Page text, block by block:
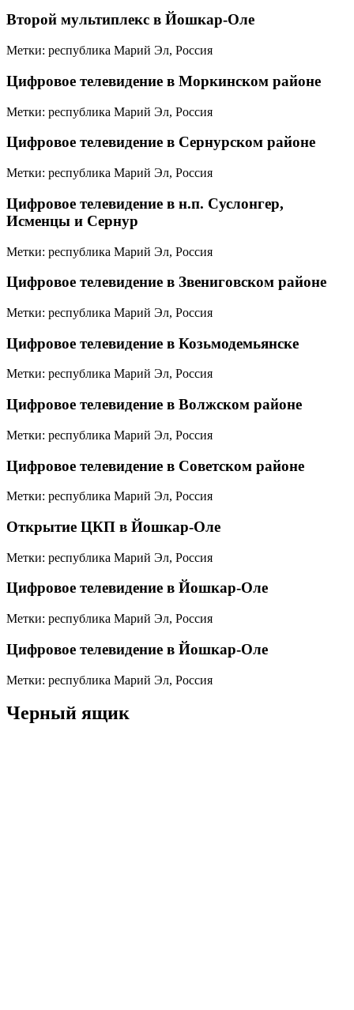
Второй мультиплекс в Йошкар-Оле
Метки: республика Марий Эл, Россия
Цифровое телевидение в Моркинском районе
Метки: республика Марий Эл, Россия
Цифровое телевидение в Сернурском районе
Метки: республика Марий Эл, Россия
Цифровое телевидение в н.п. Суслонгер,
Исменцы и Сернур
Метки: республика Марий Эл, Россия
Цифровое телевидение в Звениговском районе
Метки: республика Марий Эл, Россия
Цифровое телевидение в Козьмодемьянске
Метки: республика Марий Эл, Россия
Цифровое телевидение в Волжском районе
Метки: республика Марий Эл, Россия
Цифровое телевидение в Советском районе
Метки: республика Марий Эл, Россия
Открытие ЦКП в Йошкар-Оле
Метки: республика Марий Эл, Россия
Цифровое телевидение в Йошкар-Оле
Метки: республика Марий Эл, Россия
Цифровое телевидение в Йошкар-Оле
Метки: республика Марий Эл, Россия
Черный ящик